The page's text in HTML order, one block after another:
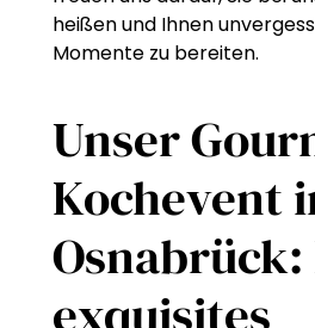
heißen und Ihnen
Momente zu bereiten.
Unser
Kochevent
Osnabrück:
exquisites